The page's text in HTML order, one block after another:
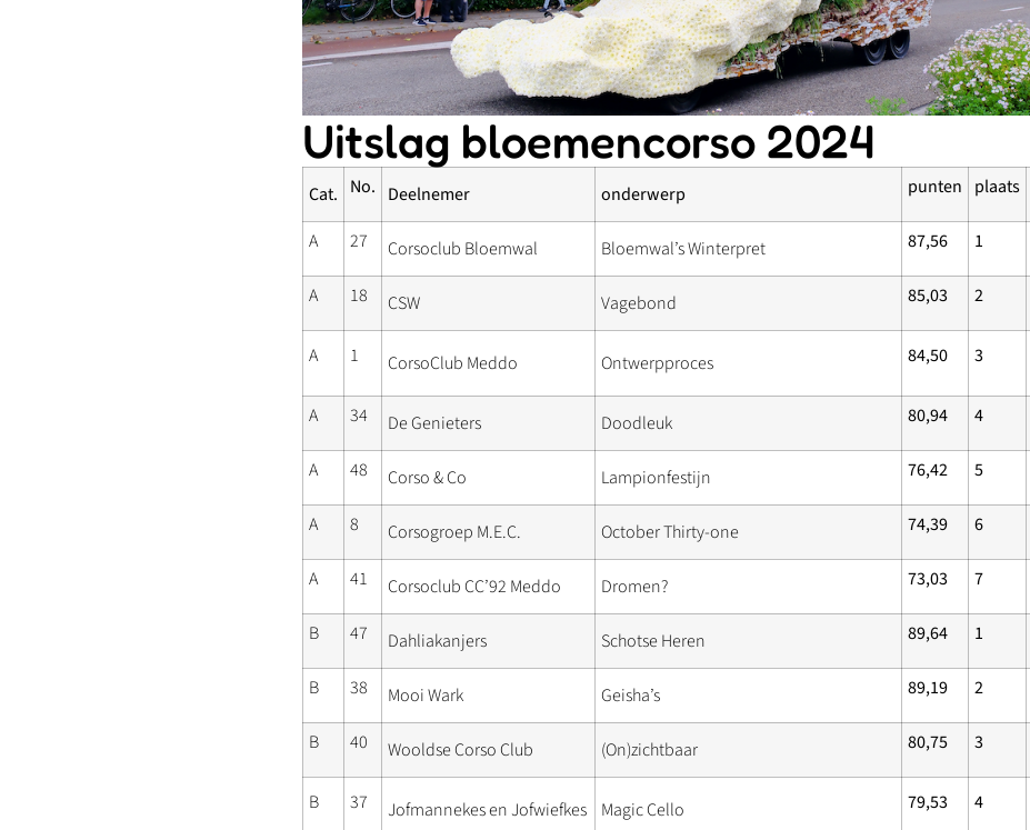
Uitslag bloemencorso 2024
Cat. No. Deelnemer onderwerp punten plaats
A
27 Corsoclub Bloemwal Bloemwal’s Winterpret 87,56 1
A
18 CSW Vagebond 85,03 2
A 1 CorsoClub Meddo Ontwerpproces 84,50 3
A
34 De Genieters Doodleuk 80,94 4
A 48 Corso & Co Lampionfestijn 76,42 5
A 8 Corsogroep M.E.C. October Thirty-one 74,39 6
A 41 Corsoclub CC’92 Meddo Dromen? 73,03 7
B 47 Dahliakanjers Schotse Heren 89,64 1
B
38 Mooi Wark Geisha’s 89,19 2
B 40 Wooldse Corso Club (On)zichtbaar 80,75 3
B 37 Jofmannekes en Jofwiefkes Magic Cello 79,53 4